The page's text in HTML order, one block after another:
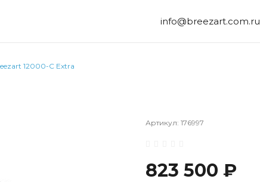
info@breezart.com.ru
12000-C Extra
Артикул: 176997
823 500 ₽